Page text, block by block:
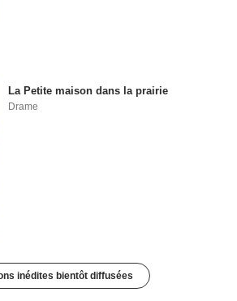
La Petite maison dans la prairie
Drame
inédites bientôt diffusées